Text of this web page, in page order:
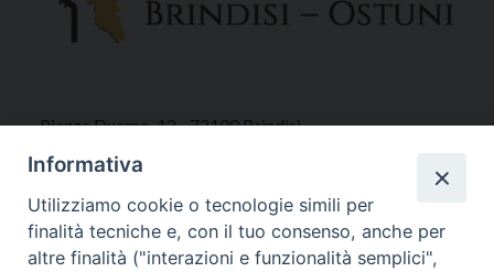
Piazza Duomo, 12 - 72100 Brindisi
Tel 0831.521958
Fax 0831.528315
Informativa
Utilizziamo cookie o tecnologie simili per
finalità tecniche e, con il tuo consenso, anche per
altre finalità ("interazioni e funzionalità semplici",